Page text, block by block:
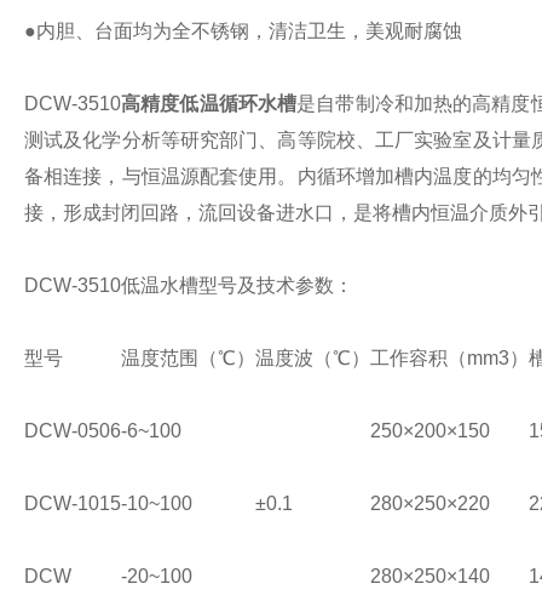
●内胆、台面均为全不锈钢，清洁卫生，美观耐腐蚀
DCW-3510高精度低温循环水槽是自带制冷和加热的高精度
测试及化学分析等研究部门、高等院校、工厂实验室及计
备相连接，与恒温源配套使用。内循环增加槽内温度的均
接，形成封闭回路，流回设备进水口，是将槽内恒温介质外
DCW-3510低温水槽型号及技术参数：
型号 温度范围（℃） 温度波（℃） 工作容积（mm3）
DCW-0506-6~100
±0.1
250×200×150
DCW-1015-10~100 280×250×220
DCW -20~100 280×250×140